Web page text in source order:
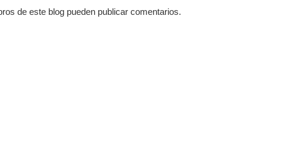
de este blog pueden publicar comentarios.